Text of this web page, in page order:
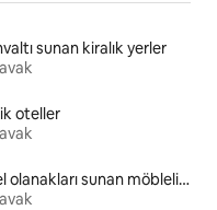
sunan kiralık yerler
oteller
Otel olanakları sunan möbleli kiralık yerler